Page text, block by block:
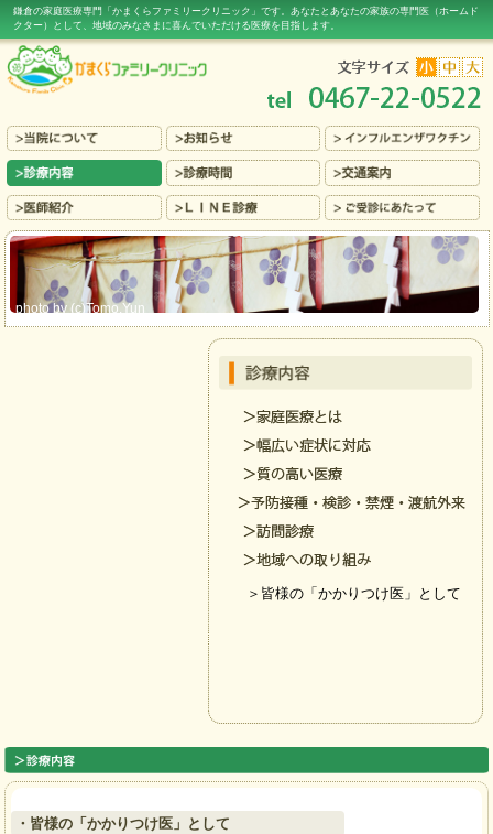
鎌倉の家庭医療専門「かまくらファミリークリニック」です。あなたとあなたの家族の専門医（ホームド
クター） として、地域のみなさまに喜んでいただける医療を目指します。
photo by (c)Tomo.Yun
＞皆様の「かかりつけ医」として
・皆様の「かかりつけ医」として